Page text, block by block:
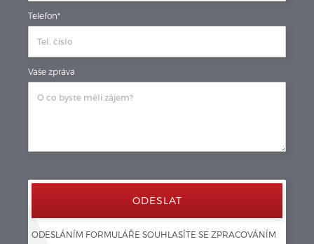
Telefon*
Vaše zpráva
ODESLÁNÍM FORMULÁŘE SOUHLASÍTE SE ZPRACOVÁNÍM